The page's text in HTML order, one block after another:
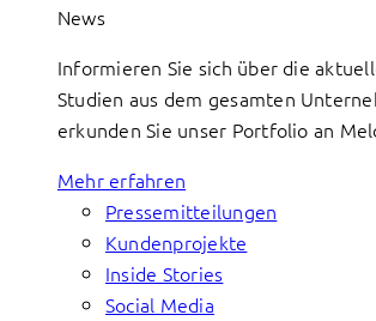
News
Informieren Sie sich über die
Studien aus dem gesamten
erkunden Sie unser Portfolio an
Mehr erfahren
Pressemitteilungen
Kundenprojekte
Inside Stories
Social Media